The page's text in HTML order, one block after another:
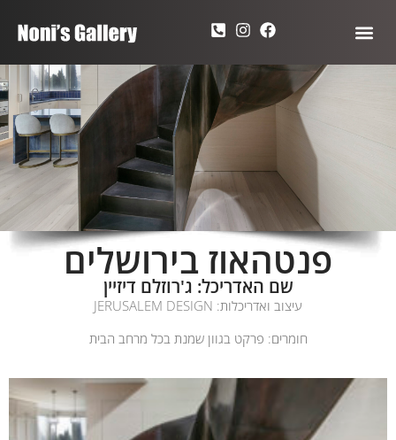
פנטהאוז בירושלים
שם האדריכל: ג'רוזלם דיזיין
עיצוב ואדריכלות: JERUSALEM DESIGN
חומרים: פרקט בגוון שמנת בכל מרחב הבית